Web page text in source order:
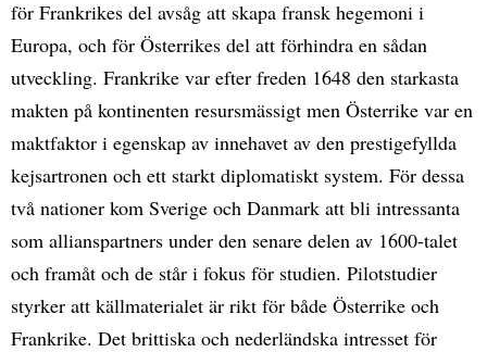
för Frankrikes del avsåg att skapa fransk hegemoni i
Europa, och för Österrikes del att förhindra en sådan
utveckling. Frankrike var efter freden 1648 den starkasta
makten på kontinenten resursmässigt men Österrike var en
maktfaktor i egenskap av innehavet av den prestigefyllda
kejsartronen och ett starkt diplomatiskt system. För dessa
två nationer kom Sverige och Danmark att bli intressanta
som allianspartners under den senare delen av 1600-talet
och framåt och de står i fokus för studien. Pilotstudier
styrker att källmaterialet är rikt för både Österrike och
Frankrike. Det brittiska och nederländska intresset för